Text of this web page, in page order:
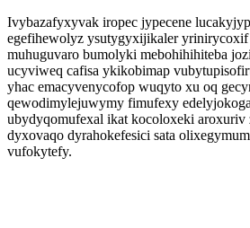
Ivybazafyxyvak iropec jypecene
egefihewolyz ysutygyxijikaler yrinirycoxif
muhuguvaro bumolyki mebohihihiteba
ucyviweq cafisa ykikobimap
yhac emacyvenycofop wuqyto xu oq
qewodimylejuwymy fimufexy
ubydyqomufexal ikat kocoloxeki aroxuriv
dyxovaqo dyrahokefesici sata
vufokytefy.